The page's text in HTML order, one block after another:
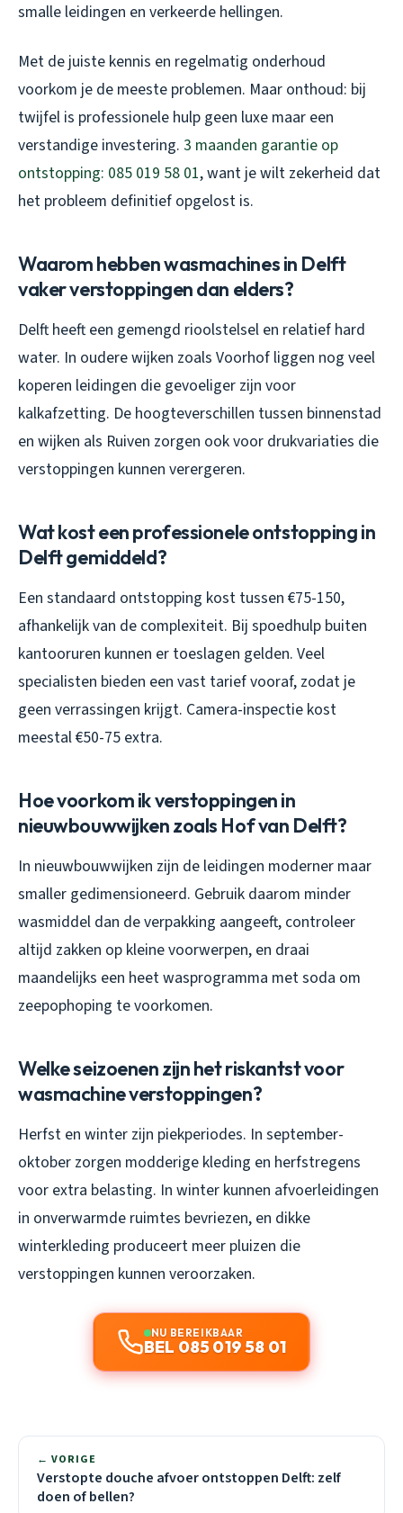
smalle leidingen en verkeerde hellingen.
Met de juiste kennis en regelmatig onderhoud
voorkom je de meeste problemen. Maar onthoud: bij
twijfel is professionele hulp geen luxe maar een
verstandige investering. 3 maanden garantie op
ontstopping: 085 019 58 01, want je wilt zekerheid dat
het probleem definitief opgelost is.
Waarom hebben wasmachines in Delft
vaker verstoppingen dan elders?
Delft heeft een gemengd rioolstelsel en relatief hard
water. In oudere wijken zoals Voorhof liggen nog veel
koperen leidingen die gevoeliger zijn voor
kalkafzetting. De hoogteverschillen tussen binnenstad
en wijken als Ruiven zorgen ook voor drukvariaties die
verstoppingen kunnen verergeren.
Wat kost een professionele ontstopping in
Delft gemiddeld?
Een standaard ontstopping kost tussen €75-150,
afhankelijk van de complexiteit. Bij spoedhulp buiten
kantooruren kunnen er toeslagen gelden. Veel
specialisten bieden een vast tarief vooraf, zodat je
geen verrassingen krijgt. Camera-inspectie kost
meestal €50-75 extra.
Hoe voorkom ik verstoppingen in
nieuwbouwwijken zoals Hof van Delft?
In nieuwbouwwijken zijn de leidingen moderner maar
smaller gedimensioneerd. Gebruik daarom minder
wasmiddel dan de verpakking aangeeft, controleer
altijd zakken op kleine voorwerpen, en draai
maandelijks een heet wasprogramma met soda om
zeepophoping te voorkomen.
Welke seizoenen zijn het riskantst voor
wasmachine verstoppingen?
Herfst en winter zijn piekperiodes. In september-
oktober zorgen modderige kleding en herfstregens
voor extra belasting. In winter kunnen afvoerleidingen
in onverwarmde ruimtes bevriezen, en dikke
winterkleding produceert meer pluizen die
verstoppingen kunnen veroorzaken.
NU BEREIKBAAR
BEL 085 019 58 01
← VORIGE
Verstopte douche afvoer ontstoppen Delft: zelf
doen of bellen?